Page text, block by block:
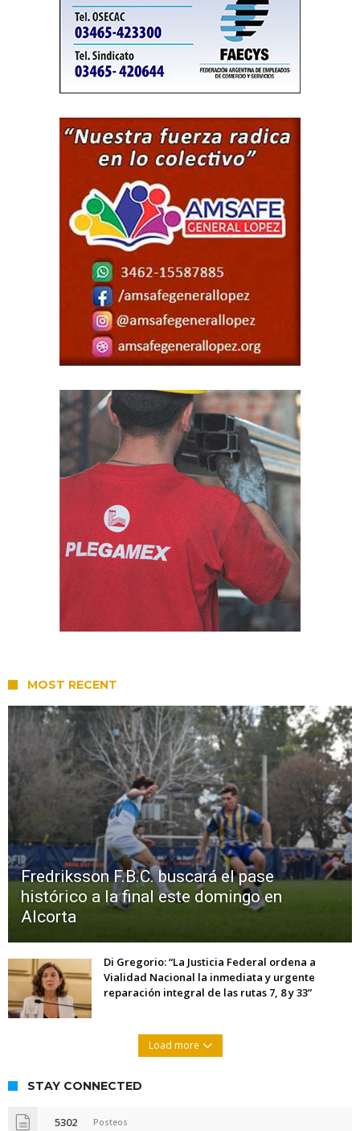
MOST RECENT
Fredriksson F.B.C. buscará el pase
histórico a la final este domingo en
Alcorta
Di Gregorio: “La Justicia Federal ordena a
Vialidad Nacional la inmediata y urgente
reparación integral de las rutas 7, 8 y 33”
Load more
STAY CONNECTED
5302 Posteos